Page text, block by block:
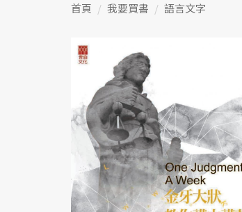
首頁 我要買書 語言文字